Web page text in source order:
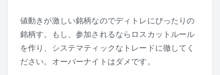
値動きが激しい銘柄なのでディトレにぴったりの
銘柄す。もし、参加されるならロスカットルール
を作り、システマティックなトレードに徹してく
ださい。オーバーナイトはダメです。